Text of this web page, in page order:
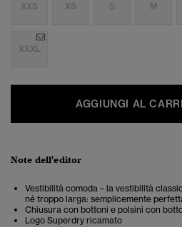
XXS XS S M
XXXL
AGGIUNGI AL
Note dell'editor
Vestibilità comoda – la vestibilità
né troppo larga: semplicemente
Chiusura con bottoni e polsini con
Logo Superdry ricamato